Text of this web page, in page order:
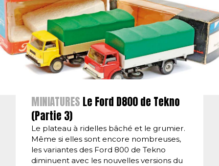
MINIATURES Le Ford D800 de Tekno
(Partie 3)
Le plateau à ridelles bâché et le grumier.
Même si elles sont encore nombreuses,
les variantes des Ford 800 de Tekno
diminuent avec les nouvelles versions du